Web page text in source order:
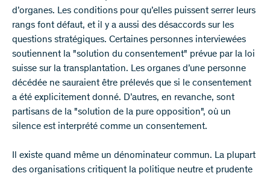
d’organes. Les conditions pour qu’elles puissent serrer leurs
rangs font défaut, et il y a aussi des désaccords sur les
questions stratégiques. Certaines personnes interviewées
soutiennent la "solution du consentement" prévue par la loi
suisse sur la transplantation. Les organes d’une personne
décédée ne sauraient être prélevés que si le consentement
a été explicitement donné. D’autres, en revanche, sont
partisans de la "solution de la pure opposition", où un
silence est interprété comme un consentement.
Il existe quand même un dénominateur commun. La plupart
des organisations critiquent la politique neutre et prudente